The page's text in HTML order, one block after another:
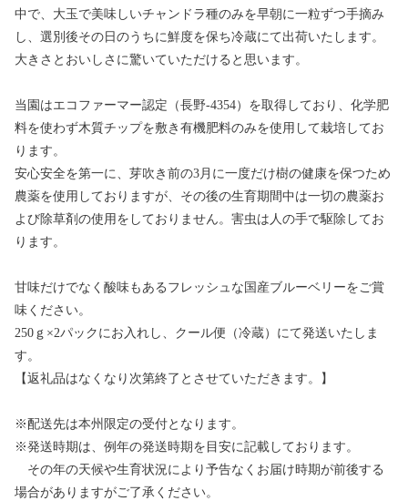
中で、大玉で美味しいチャンドラ種のみを早朝に一粒ずつ手摘み
し、選別後その日のうちに鮮度を保ち冷蔵にて出荷いたします。
大きさとおいしさに驚いていただけると思います。
当園はエコファーマー認定（長野-4354）を取得しており、化学肥
料を使わず木質チップを敷き有機肥料のみを使用して栽培してお
ります。
安心安全を第一に、芽吹き前の3月に一度だけ樹の健康を保つため
農薬を使用しておりますが、その後の生育期間中は一切の農薬お
よび除草剤の使用をしておりません。害虫は人の手で駆除してお
ります。
甘味だけでなく酸味もあるフレッシュな国産ブルーベリーをご賞
味ください。
250ｇ×2パックにお入れし、クール便（冷蔵）にて発送いたしま
す。
【返礼品はなくなり次第終了とさせていただきます。】
※配送先は本州限定の受付となります。
※発送時期は、例年の発送時期を目安に記載しております。
その年の天候や生育状況により予告なくお届け時期が前後する
場合がありますがご了承ください。